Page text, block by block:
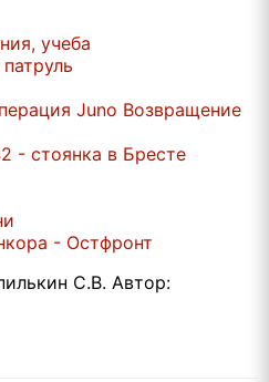
учеба
Juno Возвращение
- стоянка в Бресте
- Остфронт
С.В. Автор: